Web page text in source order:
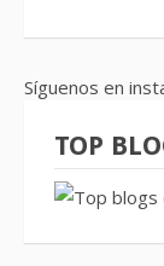
Síguenos en
TOP